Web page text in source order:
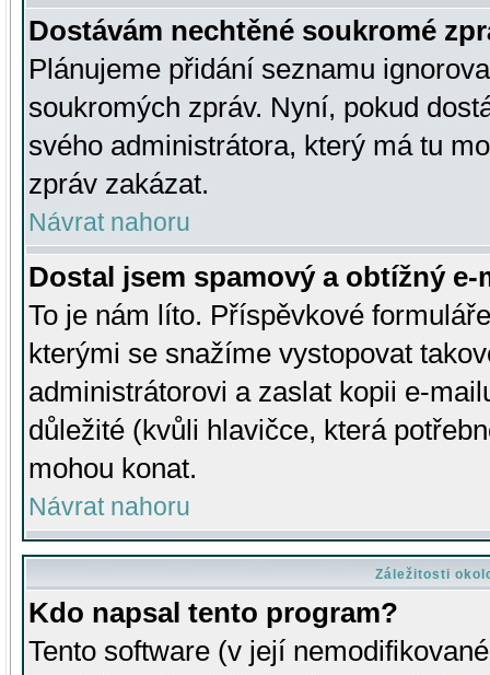
Dostávám nechtěné soukromé
Plánujeme přidání seznamu
soukromých zpráv. Nyní, pokud
svého administrátora, který má tu
zpráv zakázat.
Návrat nahoru
Dostal jsem spamový a obtížný
To je nám líto. Příspěvkové
kterými se snažíme vystopovat
administrátorovi a zaslat kopii e-
důležité (kvůli hlavičce, která
mohou konat.
Návrat nahoru
Záležitosti
Kdo napsal tento program?
Tento software (v její